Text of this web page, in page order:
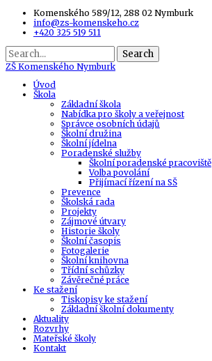
Komenského 589/12, 288 02 Nymburk
info@zs-komenskeho.cz
+420 325 519 511
Search
ZŠ Komenského Nymburk
Úvod
Škola
Základní škola
Nabídka pro školy a veřejnost
Správce osobních údajů
Školní družina
Školní jídelna
Poradenské služby
Školní poradenské pracoviště
Volba povolání
Přijímací řízení na SŠ
Prevence
Školská rada
Projekty
Zájmové útvary
Historie školy
Školní časopis
Fotogalerie
Školní knihovna
Třídní schůzky
Závěrečné práce
Ke stažení
Tiskopisy ke stažení
Základní školní dokumenty
Aktuality
Rozvrhy
Mateřské školy
Kontakt